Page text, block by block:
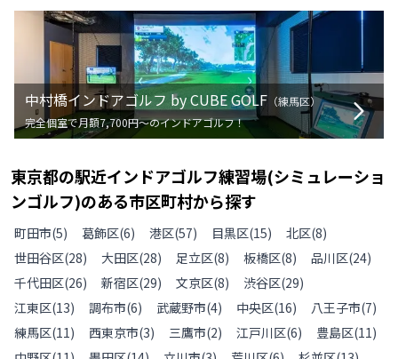
中村橋インドアゴルフ by CUBE GOLF （練馬区）
完全個室で月額7,700円〜のインドアゴルフ！
東京都の駅近インドアゴルフ練習場(シミュレーショ
ンゴルフ)のある市区町村から探す
町田市(5) 葛飾区(6) 港区(57) 目黒区(15) 北区(8)
世田谷区(28) 大田区(28) 足立区(8) 板橋区(8) 品川区(24)
千代田区(26) 新宿区(29) 文京区(8) 渋谷区(29)
江東区(13) 調布市(6) 武蔵野市(4) 中央区(16) 八王子市(7)
練馬区(11) 西東京市(3) 三鷹市(2) 江戸川区(6) 豊島区(11)